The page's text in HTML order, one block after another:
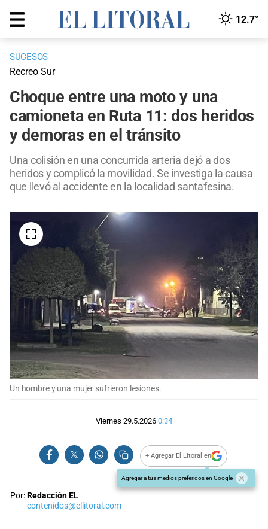
12.7°
SUCESOS
Recreo Sur
Choque entre una moto y una
camioneta en Ruta 11: dos heridos
y demoras en el tránsito
Una colisión en una concurrida arteria dejó a dos
heridos y complicó la movilidad. Se investiga la causa
que llevó al accidente en la localidad santafesina.
Un hombre y una mujer sufrieron lesiones.
Viernes 29.5.2026 0:34
+ Agregar El Litoral en
Agregar a tus medios preferidos en Google
Por:Redacción EL
contenidos@ellitoral.com